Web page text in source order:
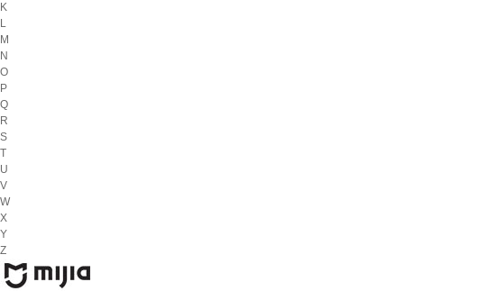
K
L
M
N
O
P
Q
R
S
T
U
V
W
X
Y
Z